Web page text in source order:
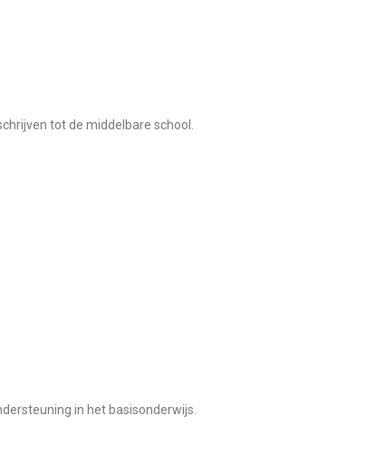
tot de middelbare school.
in het basisonderwijs.